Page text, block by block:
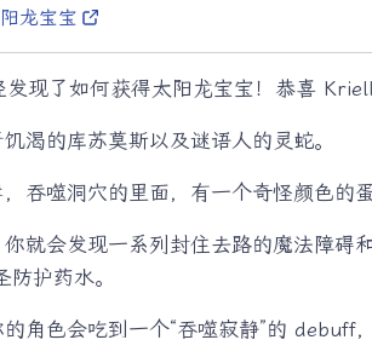
龙宝宝
发现了如何获得太阳龙宝宝！恭喜
渴的库苏莫斯以及谜语人的灵蛇。
吞噬洞穴的里面，有一个奇怪颜色的
就会发现一系列封住去路的魔法障碍
防护药水。
角色会吃到一个“吞噬寂静”的 debuff